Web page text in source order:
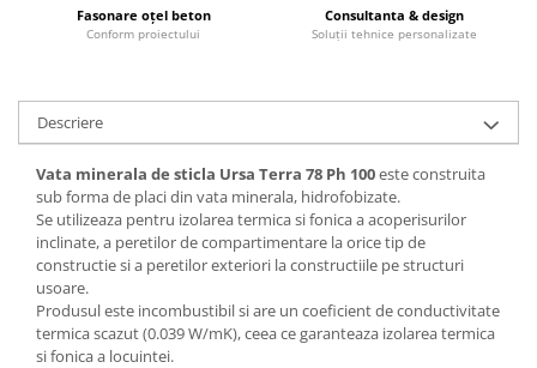
Fasonare oțel beton
Conform proiectului
Consultanta & design
Soluții tehnice personalizate
Descriere
Vata minerala de sticla Ursa Terra 78 Ph 100este construita
sub forma de placi din vata minerala, hidrofobizate.
Se utilizeaza pentru izolarea termica si fonica a acoperisurilor
inclinate, a peretilor de compartimentare la orice tip de
constructie si a peretilor exteriori la constructiile pe structuri
usoare.
Produsul este incombustibil si are un coeficient de conductivitate
termica scazut (0.039 W/mK), ceea ce garanteaza izolarea termica
si fonica a locuintei.